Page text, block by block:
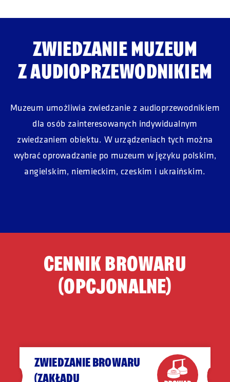
ZWIEDZANIE MUZEUM
Z AUDIOPRZEWODNIKIEM
Muzeum umożliwia zwiedzanie z audioprzewodnikiem
dla osób zainteresowanych indywidualnym
zwiedzaniem obiektu. W urządzeniach tych można
wybrać oprowadzanie po muzeum w języku polskim,
angielskim, niemieckim, czeskim i ukraińskim.
CENNIK BROWARU
(OPCJONALNE)
ZWIEDZANIE BROWARU
(ZAKŁADU